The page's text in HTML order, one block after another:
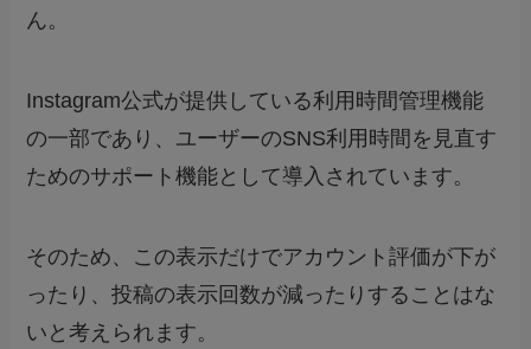
ん。
Instagram公式が提供している利用時間管理機能
の一部であり、ユーザーのSNS利用時間を見直す
ためのサポート機能として導入されています。
そのため、この表示だけでアカウント評価が下が
ったり、投稿の表示回数が減ったりすることはな
いと考えられます。